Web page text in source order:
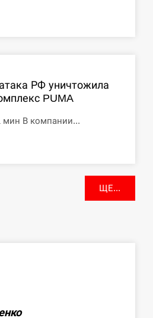
РФ уничтожила
PUMA
мин В компании...
ЩЕ...